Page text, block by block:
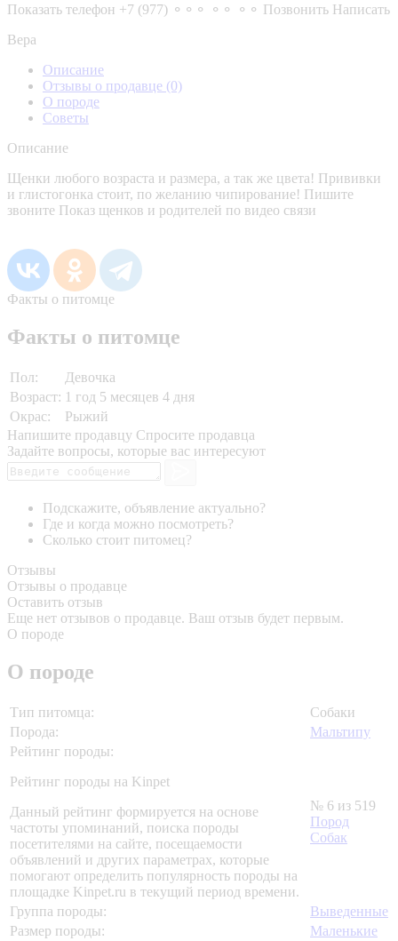
Показать телефон +7 (977) ⚬⚬⚬ ⚬⚬ ⚬⚬ Позвонить Написать
Вера
Описание
Отзывы о продавце (0)
О породе
Советы
Описание
Щенки любого возраста и размера, а так же цвета! Прививки
и глистогонка стоит, по желанию чипирование! Пишите
звоните Показ щенков и родителей по видео связи
Факты о питомце
Факты о питомце
Пол:
Девочка
Возраст: 1 год 5 месяцев 4 дня
Окрас:
Рыжий
Напишите продавцу Спросите продавца
Задайте вопросы, которые вас интересуют
Подскажите, объявление актуально?
Где и когда можно посмотреть?
Сколько стоит питомец?
Отзывы
Отзывы о продавце
Оставить отзыв
Еще нет отзывов о продавце. Ваш отзыв будет первым.
О породе
О породе
Тип питомца:
Собаки
Порода:
Мальтипу
Рейтинг породы:
Рейтинг породы на Kinpet
Данный рейтинг формируется на основе
частоты упоминаний, поиска породы
посетителями на сайте, посещаемости
объявлений и других параметрах, которые
помогают определить популярность породы на
площадке Kinpet.ru в текущий период времени.
№ 6 из 519
Пород
Собак
Группа породы:
Выведенные
Размер породы:
Маленькие